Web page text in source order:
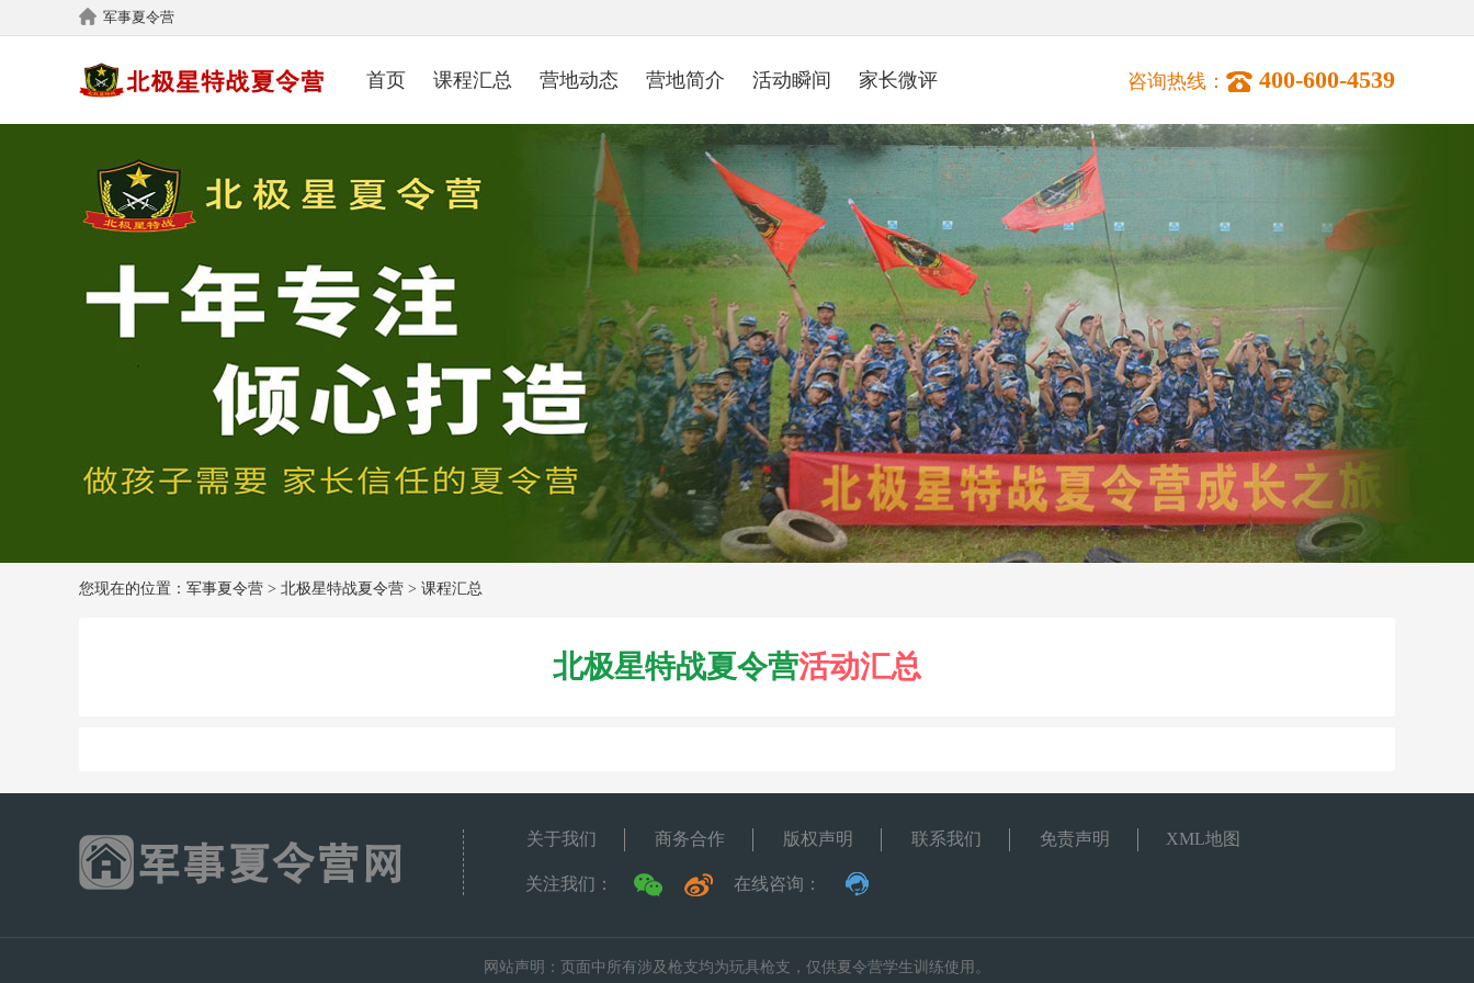
军事夏令营
首页 课程汇总 营地动态 营地简介 活动瞬间 家长微评 咨询热线： 400-600-4539
您现在的位置： 军事夏令营 > 北极星特战夏令营 > 课程汇总
北极星特战夏令营活动汇总
关于我们 商务合作 版权声明 联系我们 免责声明 XML地图
关注我们： 在线咨询：
网站声明：页面中所有涉及枪支均为玩具枪支，仅供夏令营学生训练使用。